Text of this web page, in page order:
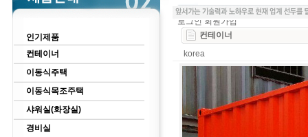
인기제품
컨테이너
이동식주택
이동식목조주택
샤워실(화장실)
경비실
로그인 회원가입
컨테이너
korea